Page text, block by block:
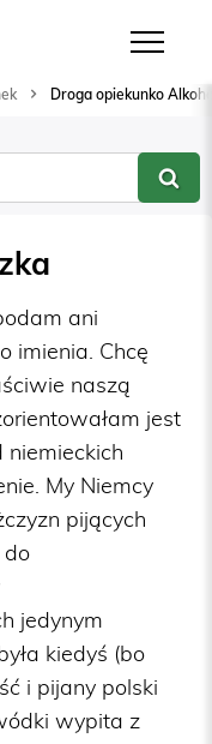
Droga opiekunko
ani
imienia. Chcę
naszą
jest
niemieckich
My Niemcy
pijących
do
jedynym
kiedyś (bo
i pijany polski
wypita z